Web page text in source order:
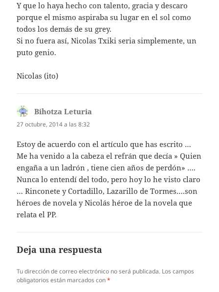
Y que lo haya hecho con talento, gracia y descaro
porque el mismo aspiraba su lugar en el sol como
todos los demás de su grey.
Si no fuera así, Nicolas Txiki seria simplemente, un
puto genio.
Nicolas (ito)
Bihotza Leturia
27 octubre, 2014 a las 8:32
Estoy de acuerdo con el artículo que has escrito …
Me ha venido a la cabeza el refrán que decía » Quien
engaña a un ladrón , tiene cien años de perdón» ….
Nunca lo entendí del todo, pero hoy lo he visto claro
… Rinconete y Cortadillo, Lazarillo de Tormes….son
héroes de novela y Nicolás héroe de la novela que
relata el PP.
Deja una respuesta
Tu dirección de correo electrónico no será publicada. Los campos
obligatorios están marcados con*